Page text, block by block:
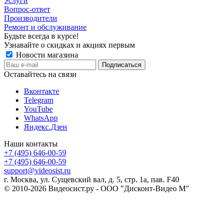
Вопрос-ответ
Производители
Ремонт и обслуживание
Будьте всегда в курсе!
Узнавайте о скидках и акциях первым
Новости магазина
Оставайтесь на связи
Вконтакте
Telegram
YouTube
WhatsApp
Яндекс.Дзен
Наши контакты
+7 (495) 646-00-59
+7 (495) 646-00-59
support@videosist.ru
г. Москва, ул. Сущевский вал, д. 5, стр. 1а, пав. F40
© 2010-2026 Видеосист.ру - ООО "Дисконт-Видео М"